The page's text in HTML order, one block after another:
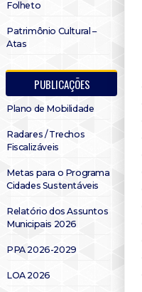
Folheto
Patrimônio Cultural –
Atas
PUBLICAÇÕES
Plano de Mobilidade
Radares / Trechos
Fiscalizáveis
Metas para o Programa
Cidades Sustentáveis
Relatório dos Assuntos
Municipais 2026
PPA 2026-2029
LOA 2026